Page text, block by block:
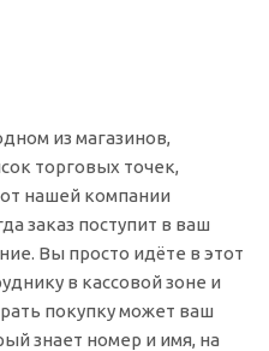
из магазинов,
торговых точек,
нашей компании
заказ поступит в ваш
Вы просто идёте в этот
в кассовой зоне и
покупку может ваш
знает номер и имя, на